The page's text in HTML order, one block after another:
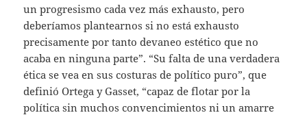
un progresismo cada vez más exhausto, pero
deberíamos plantearnos si no está exhausto
precisamente por tanto devaneo estético que no
acaba en ninguna parte”. “Su falta de una verdadera
ética se vea en sus costuras de político puro”, que
definió Ortega y Gasset, “capaz de flotar por la
política sin muchos convencimientos ni un amarre